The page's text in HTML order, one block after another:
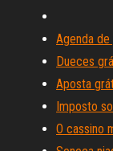
Agenda
Dueces
Aposta
Imposto
O cassino